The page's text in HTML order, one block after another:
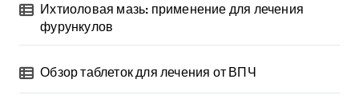
Ихтиоловая мазь: применение для лечения
фурункулов
Обзор таблеток для лечения от ВПЧ